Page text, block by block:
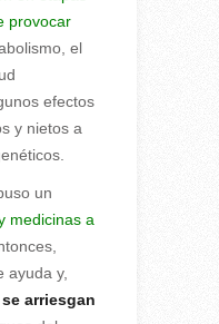
provocar
el
efectos
y nietos a
un
medicinas a
ayuda y,
se arriesgan